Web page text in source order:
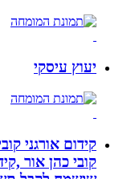
יעוץ עיסקי
קידום אורגני קובי
קובי כהן אור